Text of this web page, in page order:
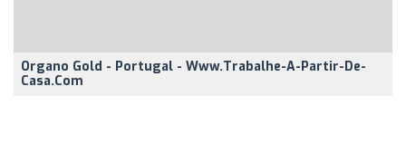
Organo Gold - Portugal - Www.trabalhe-A-Partir-De-
Casa.com